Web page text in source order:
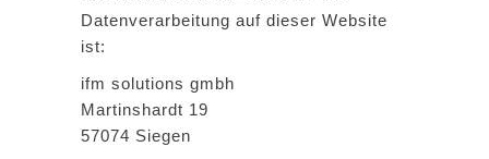
Datenverarbeitung auf dieser Website
ist:
ifm solutions gmbh
Martinshardt 19
57074 Siegen